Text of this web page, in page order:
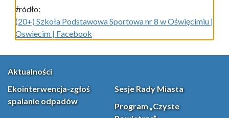
źródło:
(20+) Szkoła Podstawowa Sportowa nr 8 w Oświęcimiu |
Oswiecim | Facebook
Aktualności
Ekointerwencja-zgłoś
spalanie odpadów
Sesje Rady Miasta
Program „Czyste